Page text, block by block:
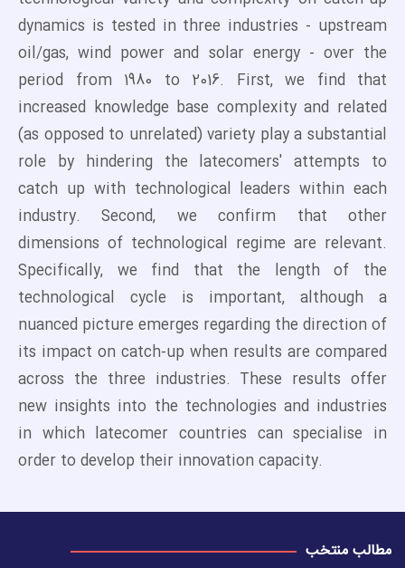
dynamics is tested in three industries - upstream
oil/gas, wind power and solar energy - over the
period from 1980 to 2016. First, we find that
increased knowledge base complexity and related
(as opposed to unrelated) variety play a substantial
role by hindering the latecomers' attempts to
catch up with technological leaders within each
industry. Second, we confirm that other
dimensions of technological regime are relevant.
Specifically, we find that the length of the
technological cycle is important, although a
nuanced picture emerges regarding the direction of
its impact on catch-up when results are compared
across the three industries. These results offer
new insights into the technologies and industries
in which latecomer countries can specialise in
order to develop their innovation capacity.
مطالب منتخب